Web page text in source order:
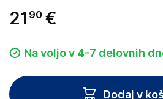
21 90 €
Na voljo v 4-7 delovnih
Dodaj v